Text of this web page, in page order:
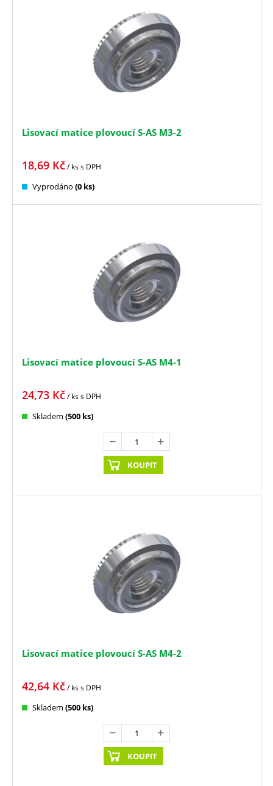
Lisovací matice plovoucí S-AS M3-2
18,69 Kč/ kss DPH
Vyprodáno (0 ks)
Lisovací matice plovoucí S-AS M4-1
24,73 Kč/ kss DPH
Skladem (500 ks)
KOUPIT
Lisovací matice plovoucí S-AS M4-2
42,64 Kč/ kss DPH
Skladem (500 ks)
KOUPIT